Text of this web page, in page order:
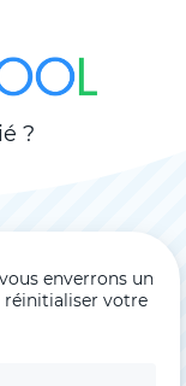
?
enverrons un
votre